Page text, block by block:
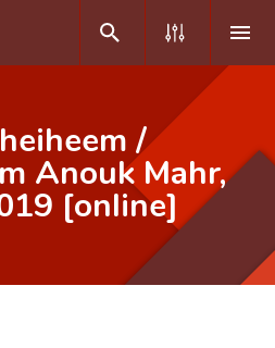
/
Anouk Mahr,
[online]